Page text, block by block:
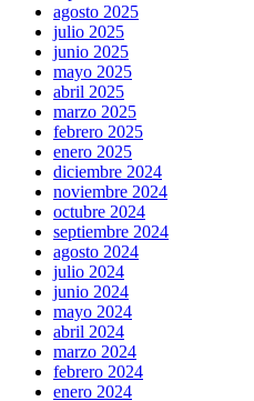
agosto 2025
julio 2025
junio 2025
mayo 2025
abril 2025
marzo 2025
febrero 2025
enero 2025
diciembre 2024
noviembre 2024
octubre 2024
septiembre 2024
agosto 2024
julio 2024
junio 2024
mayo 2024
abril 2024
marzo 2024
febrero 2024
enero 2024